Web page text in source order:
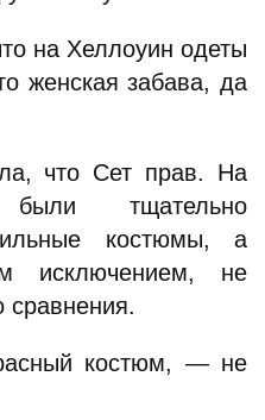
на Хеллоуин одеты
женская забава, да
что Сет прав. На
тщательно
костюмы, а
исключением, не
сравнения.
костюм, — не